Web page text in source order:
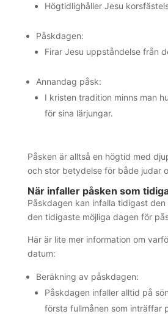
Högtidlighåller Jesu
Påskdagen:
Firar Jesu uppståndelse från
Annandag påsk:
I kristen tradition minns man
för sina lärjungar.
Påsken är alltså en högtid med
och stor betydelse för både judar
När infaller påsken som
Påskdagen kan infalla tidigast
den tidigaste möjliga dagen för
Här är lite mer information om
datum:
Beräkning av påskdagen:
Påskdagen infaller alltid på
första fullmånen som inträffar